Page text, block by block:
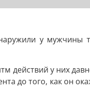
у мужчины
действий у них
до того, как он